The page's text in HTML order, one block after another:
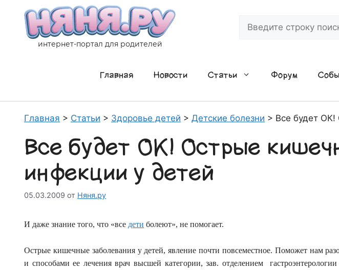
содержимому
интернет-портал для родителей
Главная Новости Статьи Форум
Главная > Статьи > Здоровье детей > Детские болезни > Все будет ОК!
Все будет ОК! Острые
инфекции у детей
05.03.2009 от Няня.ру
И даже знание того, что «все дети болеют», не помогает.
Острые кишечные заболевания у детей, явление почти повсеместное. Поможет нам
и способами ее лечения врач высшей категории, зав. отделением